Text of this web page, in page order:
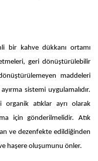
bir kahve dükkanı ortamı
geri dönüştürülebilir
maddeleri
sistemi uygulamalıdır.
organik atıklar ayrı olarak
için gönderilmelidir. Atık
ve dezenfekte edildiğinden
haşere oluşumunu önler.